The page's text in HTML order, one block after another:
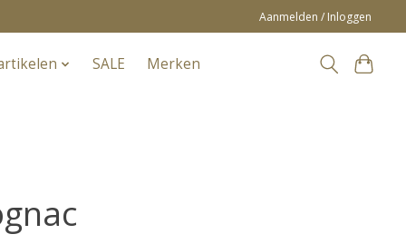
Aanmelden / Inloggen
SALE Merken